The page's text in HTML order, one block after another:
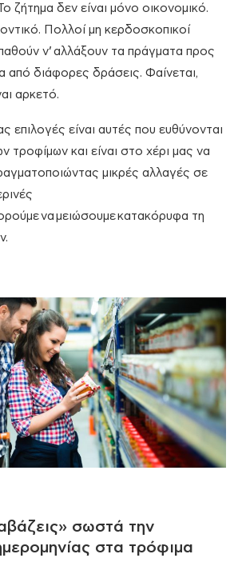
ζήτημα δεν είναι μόνο οικονομικό.
Πολλοί μη κερδοσκοπικοί
ν’ αλλάξουν τα πράγματα προς
από διάφορες δράσεις. Φαίνεται,
αρκετό.
επιλογές είναι αυτές που ευθύνονται
τροφίμων και είναι στο χέρι μας να
μικρές αλλαγές σε
να μειώσουμεκατακόρυφα τη
σωστά την
στα τρόφιμα